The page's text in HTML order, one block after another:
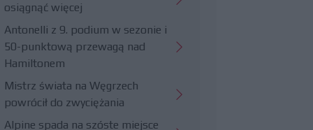
osiągnąć więcej
Antonelli z 9. podium w sezonie i
50-punktową przewagą nad
Hamiltonem
Mistrz świata na Węgrzech
powrócił do zwyciężania
Alpine spada na szóste miejsce